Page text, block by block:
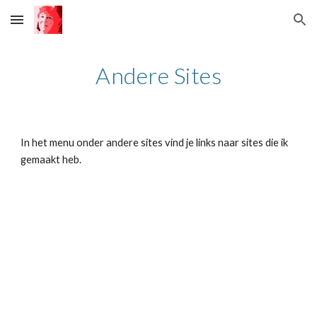
Skip to main content Skip to navigation
Andere Sites
In het menu onder andere sites vind je links naar sites die ik
gemaakt heb.